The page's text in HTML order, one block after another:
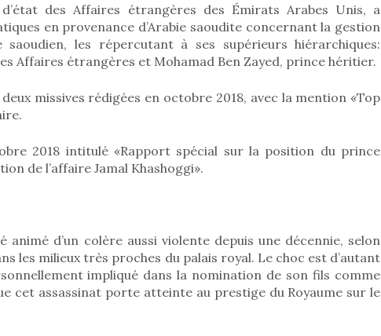
des Affaires étrangères des Émirats Arabes Unis, a
en provenance d’Arabie saoudite concernant la gestion
saoudien, les répercutant à ses supérieurs hiérarchiques:
Affaires étrangères et Mohamad Ben Zayed, prince héritier.
missives rédigées en octobre 2018, avec la mention «Top
2018 intitulé «Rapport spécial sur la position du prince
de l’affaire Jamal Khashoggi».
animé d’un colère aussi violente depuis une décennie, selon
les milieux très proches du palais royal. Le choc est d’autant
impliqué dans la nomination de son fils comme
cet assassinat porte atteinte au prestige du Royaume sur le